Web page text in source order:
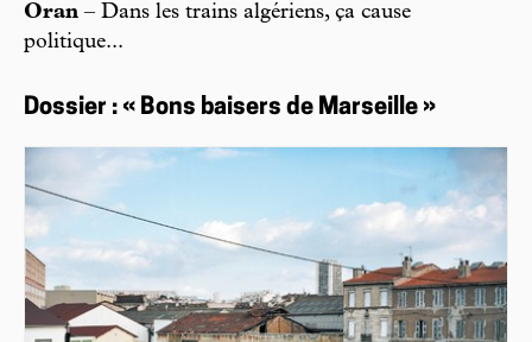
Oran – Dans les trains algériens, ça cause
politique...
Dossier : « Bons baisers de Marseille »